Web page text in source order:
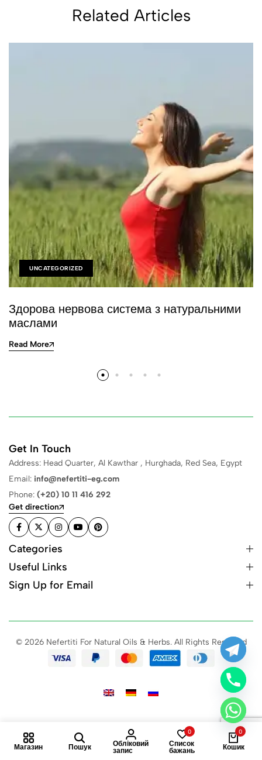
Related Articles
UNCATEGORIZED
Здорова нервова система з натуральними
маслами
Read More
Get In Touch
Address: Head Quarter, Al Kawthar , Hurghada, Red Sea, Egypt
Email: info@nefertiti-eg.com
Phone: (+20) 10 11 416 292
Get direction
Categories
Useful Links
Sign Up for Email
© 2026 Nefertiti For Natural Oils & Herbs. All Rights Reserved
Магазин Пошук
Обліковий
запис
0
Список
бажань
0
Кошик